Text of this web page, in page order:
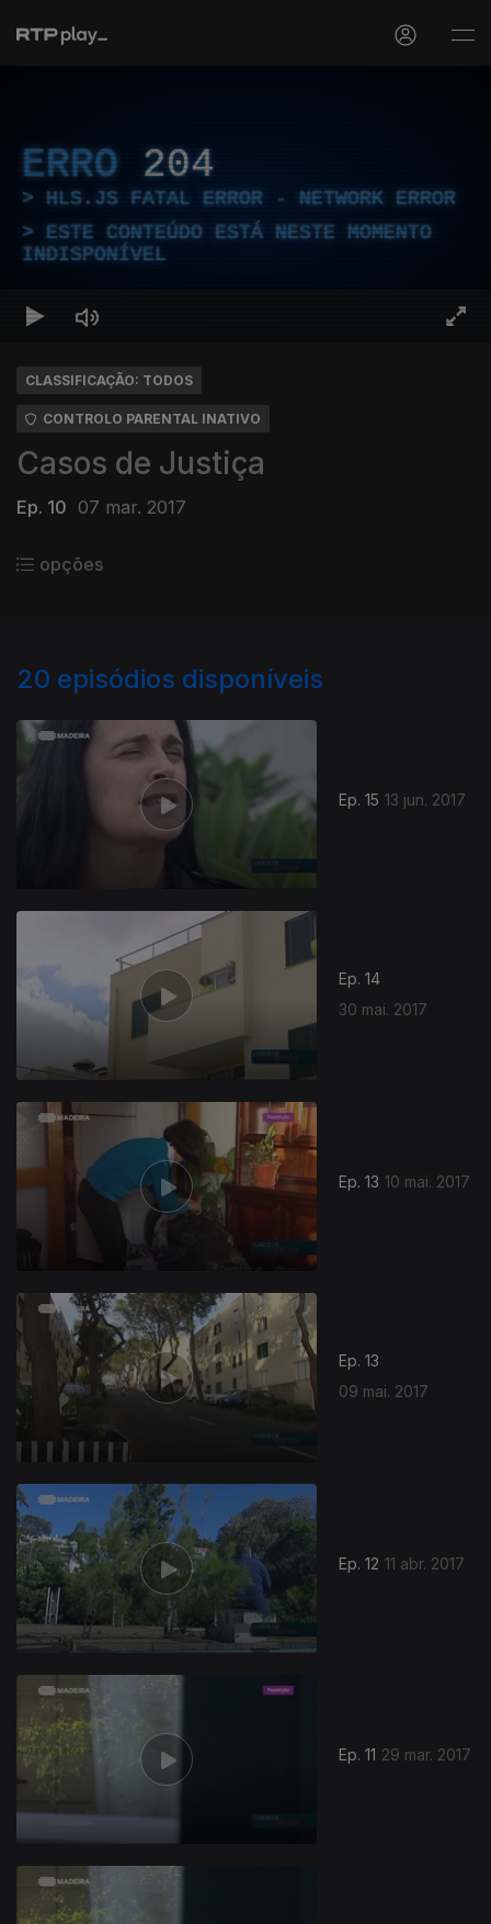
ERRO 204
HLS.JS FATAL ERROR - NETWORK ERROR
ESTE CONTEÚDO ESTÁ NESTE MOMENTO
INDISPONÍVEL
CLASSIFICAÇÃO: TODOS
CONTROLO PARENTAL INATIVO
Casos de Justiça
Ep. 10 07 mar. 2017
opções
20 episódios disponíveis
Ep. 15 13 jun. 2017
Ep. 14
30 mai. 2017
Ep. 13 10 mai. 2017
Ep. 13
09 mai. 2017
Ep. 12 11 abr. 2017
Ep. 11 29 mar. 2017